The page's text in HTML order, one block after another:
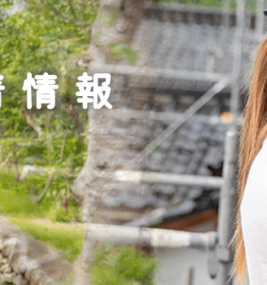
情報